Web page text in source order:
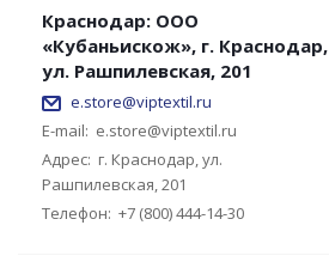
Краснодар: OOO
«Кубаньискож», г. Краснодар,
ул. Рашпилевская, 201
e.store@viptextil.ru
E-mail: e.store@viptextil.ru
Адрес: г. Краснодар, ул.
Рашпилевская, 201
Телефон: +7 (800) 444-14-30